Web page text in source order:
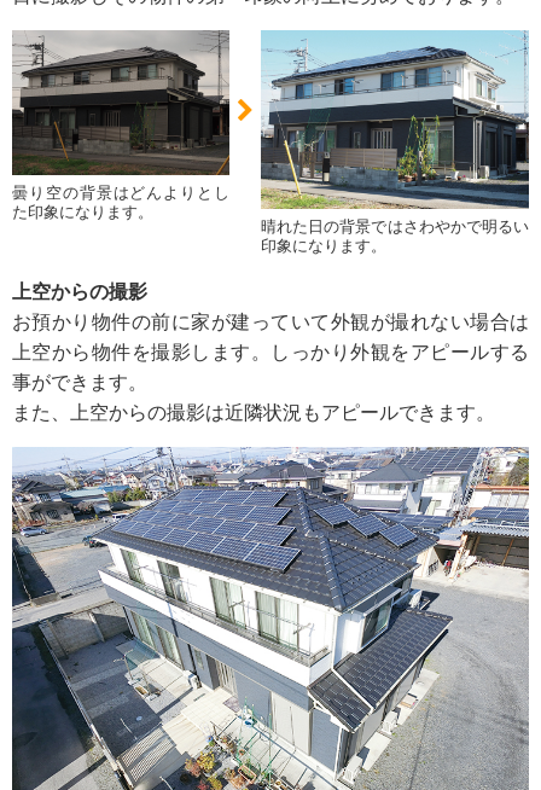
曇り空の背景はどんよりとし
た印象になります。
晴れた日の背景ではさわやかで明るい
印象になります。
上空からの撮影
お預かり物件の前に家が建っていて外観が撮れない場合は
上空から物件を撮影します。しっかり外観をアピールする
事ができます。
また、上空からの撮影は近隣状況もアピールできます。